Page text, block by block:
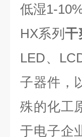
低湿1-
HX系列干
LED、
子器件，
殊的化工
于电子企